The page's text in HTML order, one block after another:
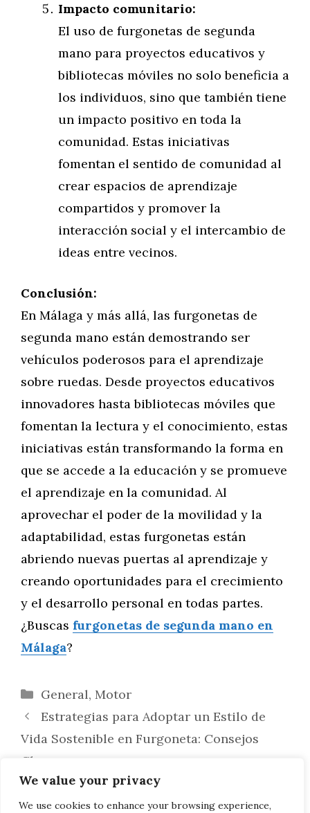
We value your privacy
We use cookies to enhance your browsing experience,
Impacto comunitario:
El uso de furgonetas de segunda
mano para proyectos educativos y
bibliotecas móviles no solo beneficia a
los individuos, sino que también tiene
un impacto positivo en toda la
comunidad. Estas iniciativas
fomentan el sentido de comunidad al
crear espacios de aprendizaje
compartidos y promover la
interacción social y el intercambio de
ideas entre vecinos.
Conclusión:
En Málaga y más allá, las furgonetas de
segunda mano están demostrando ser
vehículos poderosos para el aprendizaje
sobre ruedas. Desde proyectos educativos
innovadores hasta bibliotecas móviles que
fomentan la lectura y el conocimiento, estas
iniciativas están transformando la forma en
que se accede a la educación y se promueve
el aprendizaje en la comunidad. Al
aprovechar el poder de la movilidad y la
adaptabilidad, estas furgonetas están
abriendo nuevas puertas al aprendizaje y
creando oportunidades para el crecimiento
y el desarrollo personal en todas partes.
¿Buscas furgonetas de segunda mano en
Málaga?
Categorías
General, Motor
Estrategias para Adoptar un Estilo de
Vida Sostenible en Furgoneta: Consejos
Clave
Edición de Fotos y Videos de tus Viajes
en Moto: Captura y Comparte tus Aventuras